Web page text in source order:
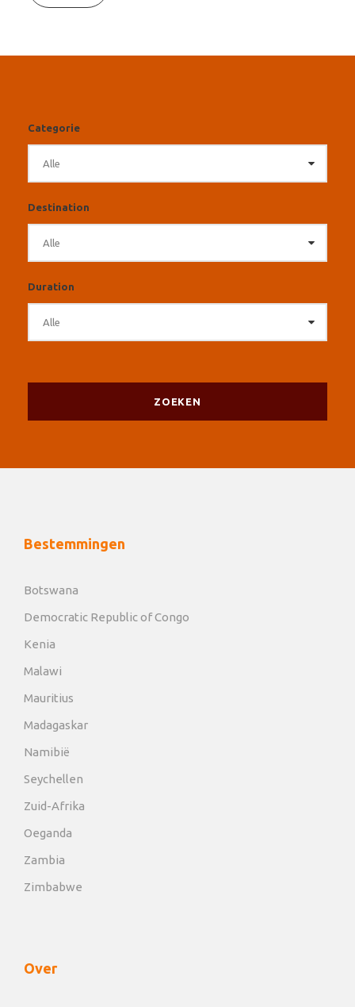
Categorie
Destination
Duration
Bestemmingen
Botswana
Democratic Republic of Congo
Kenia
Malawi
Mauritius
Madagaskar
Namibië
Seychellen
Zuid-Afrika
Oeganda
Zambia
Zimbabwe
Over